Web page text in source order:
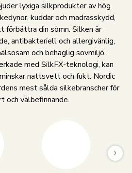
lyxiga silkprodukter av hög
kuddar och madrasskydd,
förbättra din sömn. Silken är
antibakteriell och allergivänlig,
och behaglig sovmiljö.
med SilkFX-teknologi, kan
nattsvett och fukt. Nordic
mest sålda silkebranscher för
och välbefinnande.
›